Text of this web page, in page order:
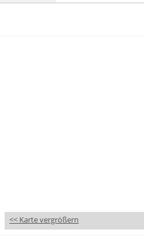
<< Karte vergrößern